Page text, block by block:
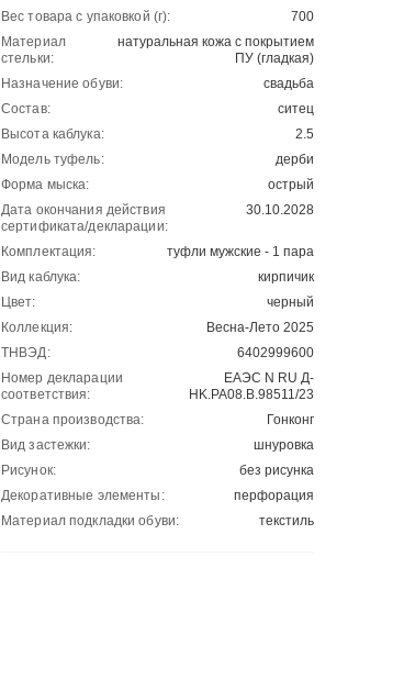
Вес товара с упаковкой (г):
700
Материал
стельки:
натуральная кожа с покрытием
ПУ (гладкая)
Назначение обуви:
свадьба
Состав:
ситец
Высота каблука:
2.5
Модель туфель:
дерби
Форма мыска:
острый
Дата окончания действия
сертификата/декларации:
30.10.2028
Комплектация:
туфли мужские - 1 пара
Вид каблука:
кирпичик
Цвет:
черный
Коллекция:
Весна-Лето 2025
ТНВЭД:
6402999600
Номер декларации
соответствия:
ЕАЭС N RU Д-
HK.РА08.В.98511/23
Страна производства:
Гонконг
Вид застежки:
шнуровка
Рисунок:
без рисунка
Декоративные элементы:
перфорация
Материал подкладки обуви:
текстиль